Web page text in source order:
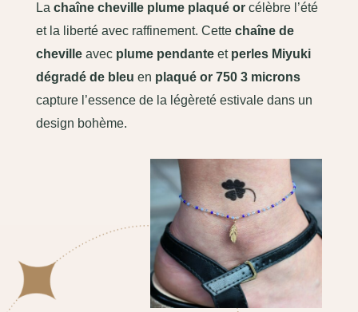
La chaîne cheville plume plaqué orcélèbre l’été
et la liberté avec raffinement. Cette chaîne de
chevilleavec plume pendanteet perles Miyuki
dégradé de bleu en plaqué or 750 3 microns
capture l’essence de la légèreté estivale dans un
design bohème.